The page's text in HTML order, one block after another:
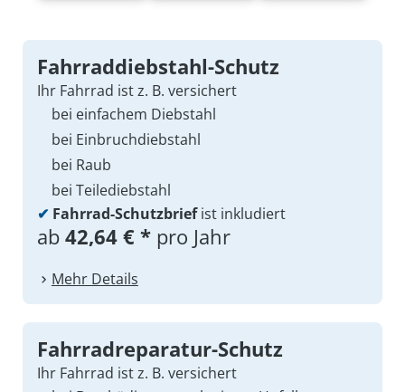
Fahrraddiebstahl-Schutz
Ihr Fahrrad ist z. B. versichert
bei einfachem Diebstahl
bei Einbruchdiebstahl
bei Raub
bei Teilediebstahl
✔ Fahrrad-Schutzbriefist inkludiert
ab 42,64 € *pro Jahr
Mehr Details
Fahrradreparatur-Schutz
Ihr Fahrrad ist z. B. versichert